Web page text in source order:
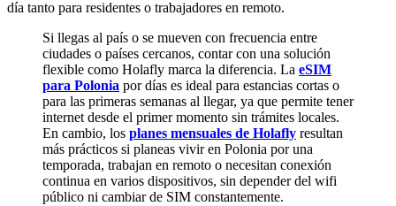
día tanto para residentes o trabajadores en remoto.
Si llegas al país o se mueven con frecuencia entre
ciudades o países cercanos, contar con una solución
flexible como Holafly marca la diferencia. La eSIM
para Polonia por días es ideal para estancias cortas o
para las primeras semanas al llegar, ya que permite tener
internet desde el primer momento sin trámites locales.
En cambio, los planes mensuales de Holafly resultan
más prácticos si planeas vivir en Polonia por una
temporada, trabajan en remoto o necesitan conexión
continua en varios dispositivos, sin depender del wifi
público ni cambiar de SIM constantemente.